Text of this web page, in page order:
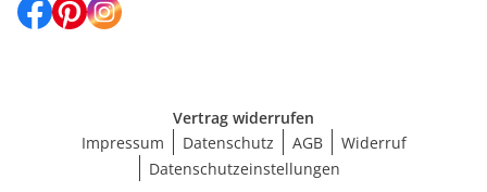
Vertrag widerrufen
Impressum
Datenschutz AGB
Widerruf
Datenschutzeinstellungen